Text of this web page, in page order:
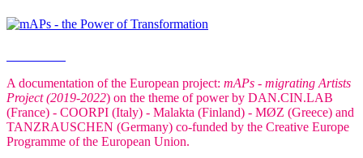
A documentation of the European project: mAPs - migrating Artists
Project (2019-2022) on the theme of power by DAN.CIN.LAB
(France) - COORPI (Italy) - Malakta (Finland) - MØZ (Greece) and
TANZRAUSCHEN (Germany) co-funded by the Creative Europe
Programme of the European Union.